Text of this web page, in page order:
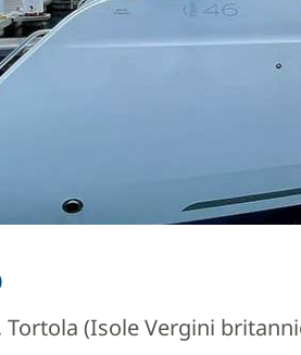
Tortola (Isole Vergini